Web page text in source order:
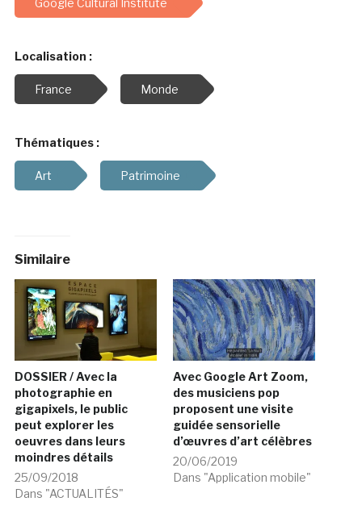
Google Cultural Institute
Localisation :
France Monde
Thématiques :
Art Patrimoine
Similaire
DOSSIER / Avec la
photographie en
gigapixels, le public
peut explorer les
oeuvres dans leurs
moindres détails
25/09/2018
Dans "ACTUALITÉS"
Avec Google Art Zoom,
des musiciens pop
proposent une visite
guidée sensorielle
d’œuvres d’art célèbres
20/06/2019
Dans "Application mobile"